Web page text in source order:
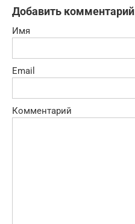
Добавить комментарий
Имя
Email
Комментарий